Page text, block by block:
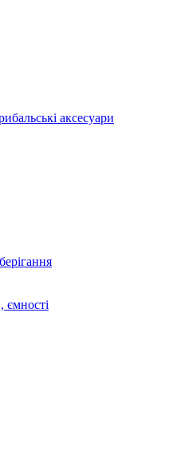
аксесуари
ємності